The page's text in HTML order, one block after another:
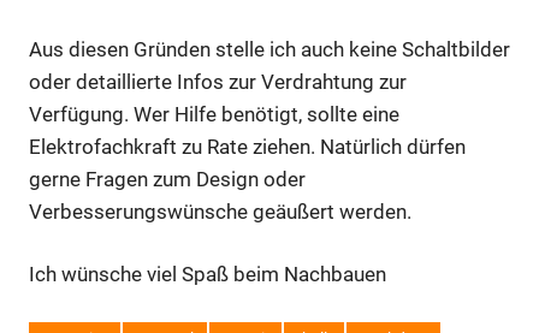
Aus diesen Gründen stelle ich auch keine Schaltbilder
oder detaillierte Infos zur Verdrahtung zur
Verfügung. Wer Hilfe benötigt, sollte eine
Elektrofachkraft zu Rate ziehen. Natürlich dürfen
gerne Fragen zum Design oder
Verbesserungswünsche geäußert werden.
Ich wünsche viel Spaß beim Nachbauen